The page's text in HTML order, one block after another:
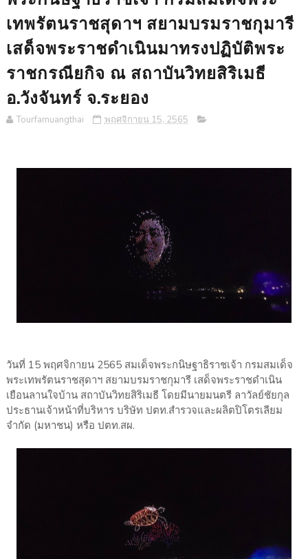
เทพรัตนราชสุดาฯ สยามบรมราชกุมารี
เสด็จพระราชดำเนินมาทรงปฏิบัติพระ
ราชกรณียกิจ ณ สถาบันวิทยสิริเมธี
อ.วังจันทร์ จ.ระยอง
Tourfamuangthai พฤศจิกายน 15, 2565
วันที่ 15 พฤศจิกายน 2565 สมเด็จพระกนิษฐาธิราชเจ้า กรมสมเด็จ
พระเทพรัตนราชสุดาฯ สยามบรมราชกุมารี เสด็จพระราชดำเนิน
เยือนลานใจบ้าน สถาบันวิทยสิริเมธี โดยมีนายมนตรี ลาวัลย์ชัยกุล
ประธานเจ้าหน้าที่บริหาร บริษัท ปตท.สำรวจและผลิตปิโตรเลียม
จำกัด (มหาชน) หรือ ปตท.สผ.